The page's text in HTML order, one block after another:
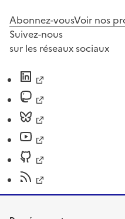
Abonnez-vousVoir nos
Suivez-nous
sur les réseaux sociaux